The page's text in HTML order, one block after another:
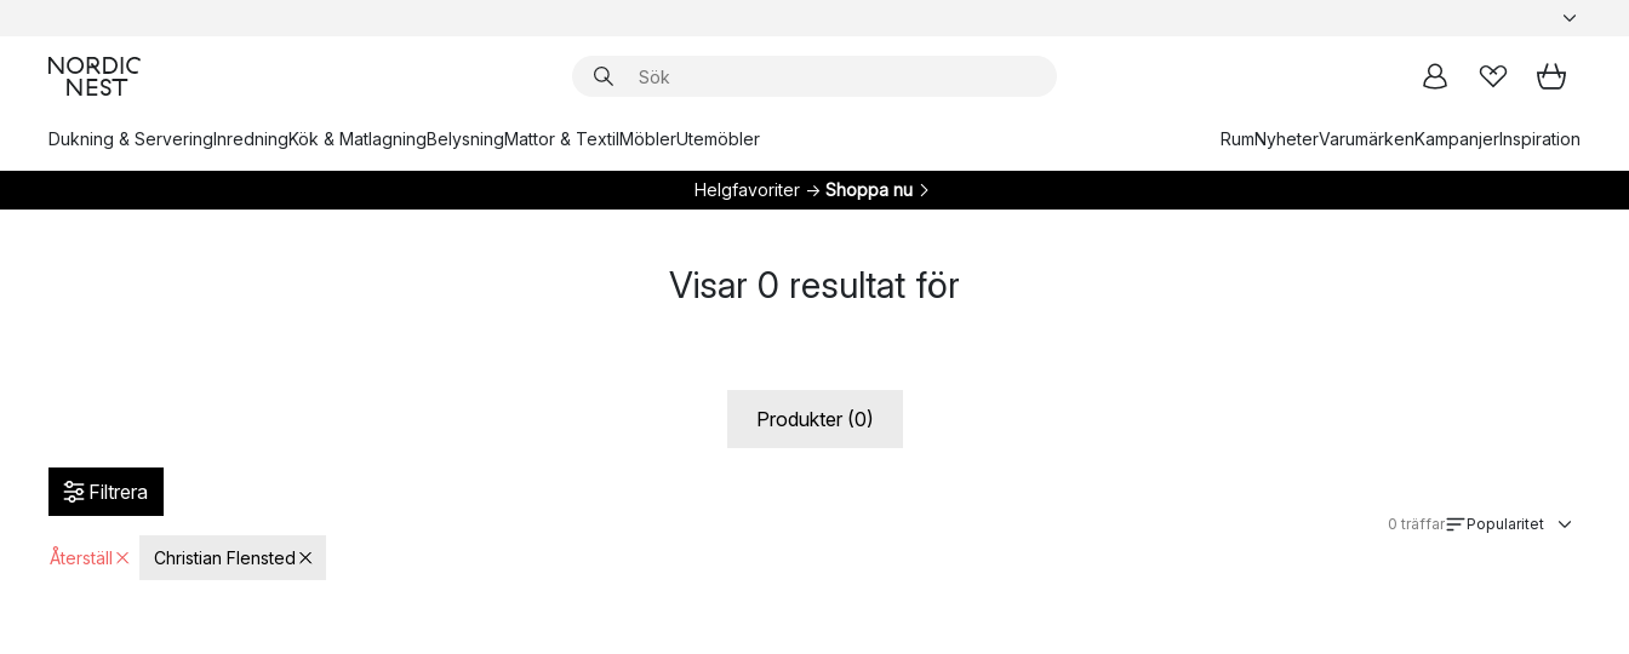
Dukning & ServeringInredningKök & MatlagningBelysningMattor & TextilMöblerUtemöbler RumNyheterVarumärkenKampanjerInspiration
Helgfavoriter → Shoppa nu
Visar 0 resultat för
Produkter (0)
Filtrera
Återställ Christian Flensted
0 träffar Popularitet